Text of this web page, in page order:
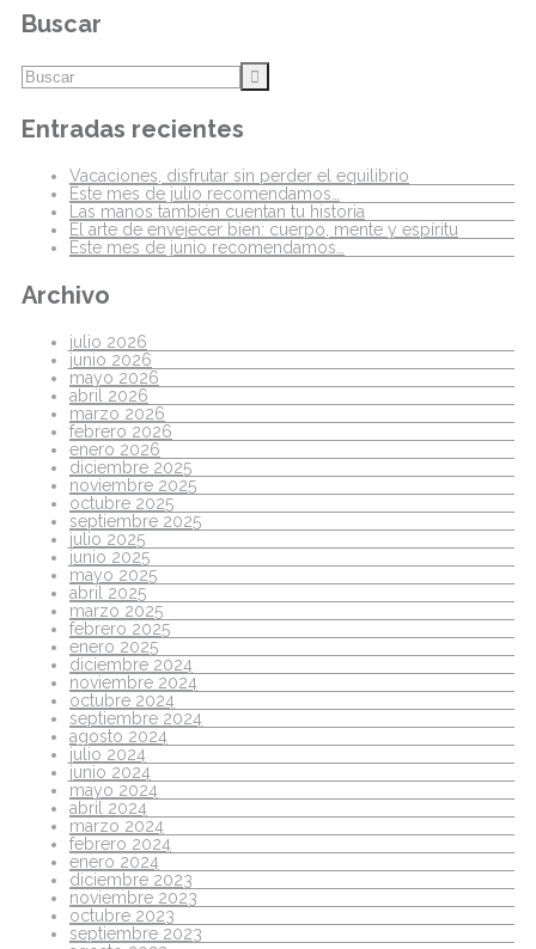
Buscar
Entradas recientes
Vacaciones, disfrutar sin perder el equilibrio
Este mes de julio recomendamos…
Las manos también cuentan tu historia
El arte de envejecer bien: cuerpo, mente y espíritu
Este mes de junio recomendamos…
Archivo
julio 2026
junio 2026
mayo 2026
abril 2026
marzo 2026
febrero 2026
enero 2026
diciembre 2025
noviembre 2025
octubre 2025
septiembre 2025
julio 2025
junio 2025
mayo 2025
abril 2025
marzo 2025
febrero 2025
enero 2025
diciembre 2024
noviembre 2024
octubre 2024
septiembre 2024
agosto 2024
julio 2024
junio 2024
mayo 2024
abril 2024
marzo 2024
febrero 2024
enero 2024
diciembre 2023
noviembre 2023
octubre 2023
septiembre 2023